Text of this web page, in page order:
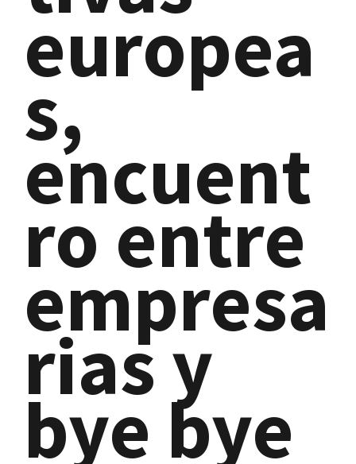
europea
s,
encuent
ro entre
empresa
rias y
bye bye